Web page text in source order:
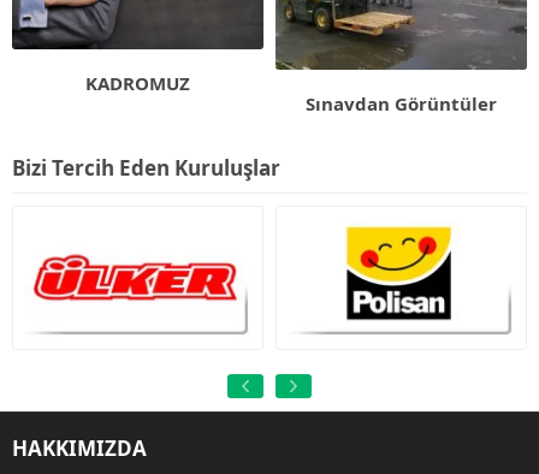
KADROMUZ
Sınavdan Görüntüler
Bizi Tercih Eden Kuruluşlar
HAKKIMIZDA